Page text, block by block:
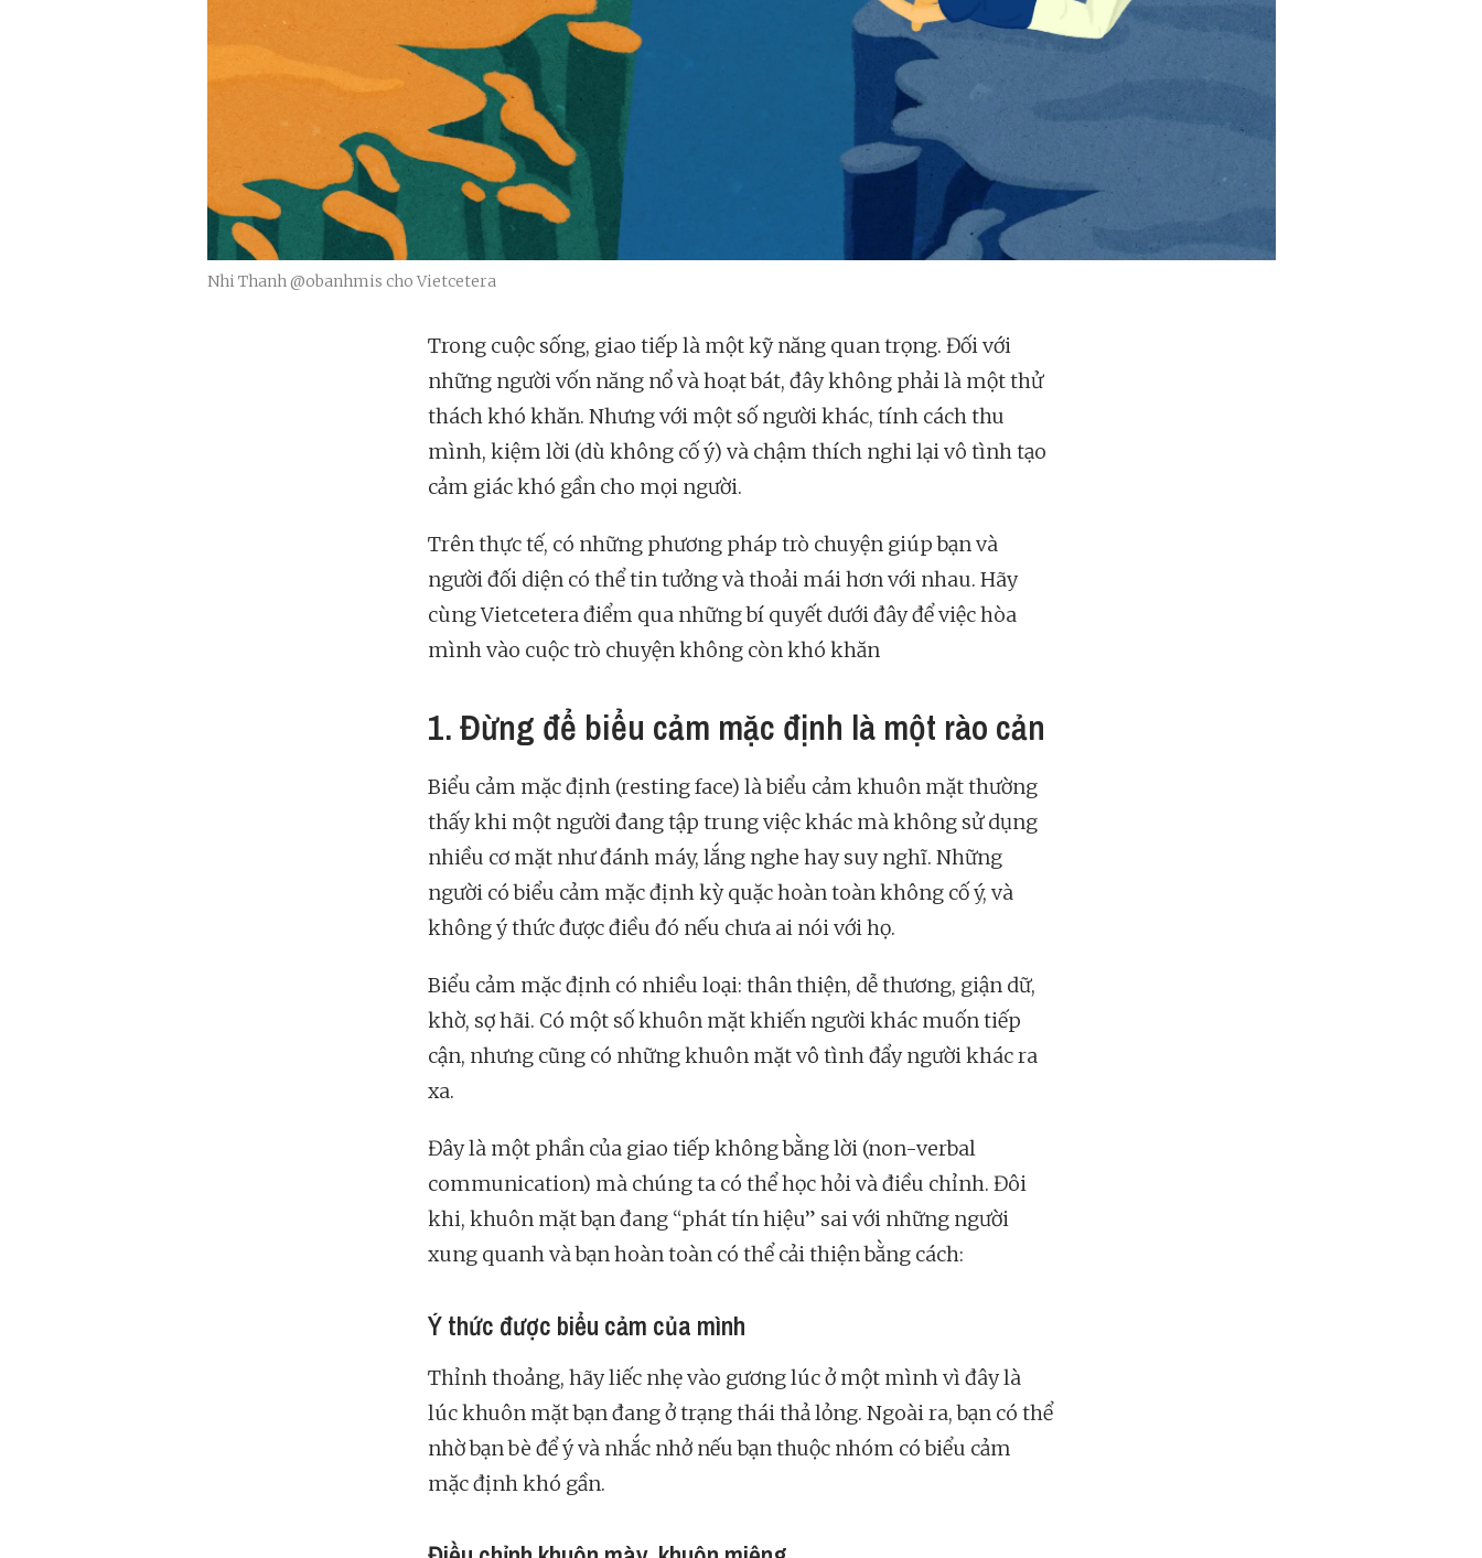
Nhi Thanh @obanhmis cho Vietcetera
Trong cuộc sống, giao tiếp là một kỹ năng quan trọng. Đối với
những người vốn năng nổ và hoạt bát, đây không phải là một thử
thách khó khăn. Nhưng với một số người khác, tính cách thu
mình, kiệm lời (dù không cố ý) và chậm thích nghi lại vô tình tạo
cảm giác khó gần cho mọi người.
Trên thực tế, có những phương pháp trò chuyện giúp bạn và
người đối diện có thể tin tưởng và thoải mái hơn với nhau. Hãy
cùng Vietcetera điểm qua những bí quyết dưới đây để việc hòa
mình vào cuộc trò chuyện không còn khó khăn
1. Đừng để biểu cảm mặc định là một rào cản
Biểu cảm mặc định (resting face) là biểu cảm khuôn mặt thường
thấy khi một người đang tập trung việc khác mà không sử dụng
nhiều cơ mặt như đánh máy, lắng nghe hay suy nghĩ. Những
người có biểu cảm mặc định kỳ quặc hoàn toàn không cố ý, và
không ý thức được điều đó nếu chưa ai nói với họ.
Biểu cảm mặc định có nhiều loại: thân thiện, dễ thương, giận dữ,
khờ, sợ hãi. Có một số khuôn mặt khiến người khác muốn tiếp
cận, nhưng cũng có những khuôn mặt vô tình đẩy người khác ra
xa.
Đây là một phần của giao tiếp không bằng lời (non-verbal
communication) mà chúng ta có thể học hỏi và điều chỉnh. Đôi
khi, khuôn mặt bạn đang “phát tín hiệu” sai với những người
xung quanh và bạn hoàn toàn có thể cải thiện bằng cách:
Ý thức được biểu cảm của mình
Thỉnh thoảng, hãy liếc nhẹ vào gương lúc ở một mình vì đây là
lúc khuôn mặt bạn đang ở trạng thái thả lỏng. Ngoài ra, bạn có thể
nhờ bạn bè để ý và nhắc nhở nếu bạn thuộc nhóm có biểu cảm
mặc định khó gần.